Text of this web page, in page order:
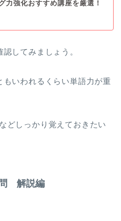
力強化おすすめ講座を厳選！
してみましょう。
いわれるくらい単語力が重
どしっかり覚えておきたい
解説編